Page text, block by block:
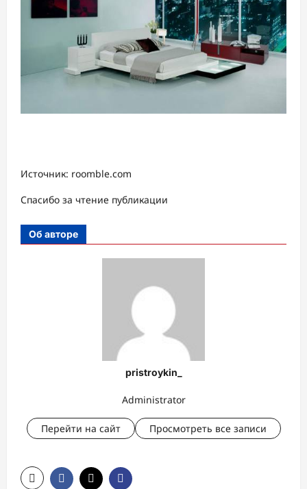
Источник: roomble.com
Спасибо за чтение публикации
Об авторе
pristroykin_
Administrator
Перейти на сайт Просмотреть все записи